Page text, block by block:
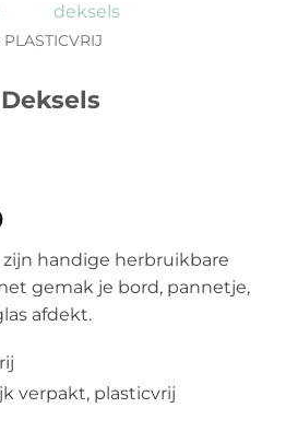
prijs
is:
€ 10,50.
zijn handige herbruikbare
gemak je bord, pannetje,
afdekt.
verpakt, plasticvrij